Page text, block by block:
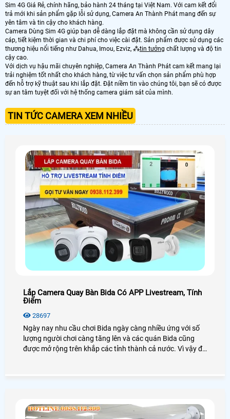
Sim 4G Giá Rẻ, chính hãng, bảo hành 24 tháng tại Việt Nam. Với cam kết đổi
trả mới khi sản phẩm gặp lỗi sử dụng, Camera An Thành Phát mang đến sự
yên tâm và tin cậy cho khách hàng.
Camera Dùng Sim 4G giúp bạn dễ dàng lắp đặt mà không cần sử dụng dây
cáp, tiết kiệm thời gian và chi phí cho việc cài đặt. Sản phẩm được sử dụng các
thương hiệu nổi tiếng như Dahua, Imou, Ezviz, ⁂tin tưởng chất lượng và độ tin
cậy cao.
Với dịch vụ hậu mãi chuyên nghiệp, Camera An Thành Phát cam kết mang lại
trải nghiệm tốt nhất cho khách hàng, từ việc tư vấn chọn sản phẩm phù hợp
đến hỗ trợ kỹ thuật sau khi lắp đặt. Đặt niềm tin vào chúng tôi, bạn sẽ có được
sự an tâm tuyệt đối với hệ thống camera giám sát của mình.
TIN TỨC CAMERA XEM NHIỀU
Lắp Camera Quay Bàn Bida Có APP Livestream, Tính
Điểm
28697
Ngày nay nhu cầu chơi Bida ngày càng nhiều ứng với số
lượng người chơi càng tăng lên và các quán Bida cũng
được mở rộng trên khắp các tỉnh thành cả nước. Vì vậy để